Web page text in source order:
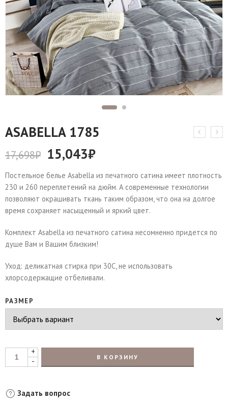
АSABELLA 1785
17,698₽ 15,043₽
Постельное белье Asabella из печатного сатина имеет плотность
230 и 260 переплетений на дюйм. А современные технологии
позволяют окрашивать ткань таким образом, что она на долгое
время сохраняет насыщенный и яркий цвет.
Комплект Asabella из печатного сатина несомненно придется по
душе Вам и Вашим близким!
Уход: деликатная стирка при 30С, не использовать
хлорсодержащие отбеливали.
РАЗМЕР
+
-
В КОРЗИНУ
Задать вопрос